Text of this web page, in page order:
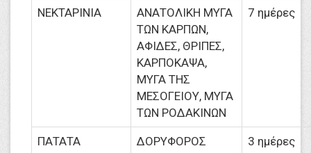
ΝΕΚΤΑΡΙΝΙΑ
ΑΝΑΤΟΛΙΚΗ ΜΥΓΑ
ΤΩΝ ΚΑΡΠΩΝ,
ΑΦΙΔΕΣ, ΘΡΙΠΕΣ,
ΚΑΡΠΟΚΑΨΑ,
ΜΥΓΑ ΤΗΣ
ΜΕΣΟΓΕΙΟΥ, ΜΥΓΑ
ΤΩΝ ΡΟΔΑΚΙΝΩΝ
7 ημέρες
ΠΑΤΑΤΑ ΔΟΡΥΦΟΡΟΣ 3 ημέρες